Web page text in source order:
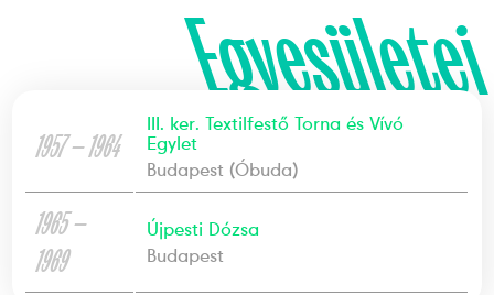
Egyesületei
1957 — 1964
III. ker. Textilfestő Torna és Vívó
Egylet
Budapest (Óbuda)
1965 —
1969
Újpesti Dózsa
Budapest